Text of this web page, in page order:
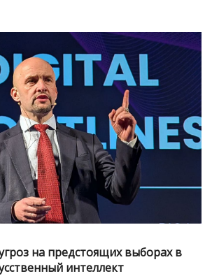
на предстоящих выборах в
интеллект